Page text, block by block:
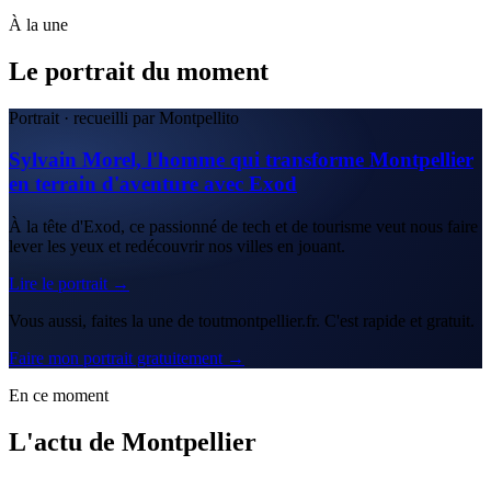
À la une
Le portrait du moment
Portrait · recueilli par Montpellito
Sylvain Morel, l'homme qui transforme Montpellier
en terrain d'aventure avec Exod
À la tête d'Exod, ce passionné de tech et de tourisme veut nous faire
lever les yeux et redécouvrir nos villes en jouant.
Lire le portrait →
Vous aussi, faites la une de toutmontpellier.fr. C'est rapide et gratuit.
Faire mon portrait gratuitement →
En ce moment
L'actu de Montpellier